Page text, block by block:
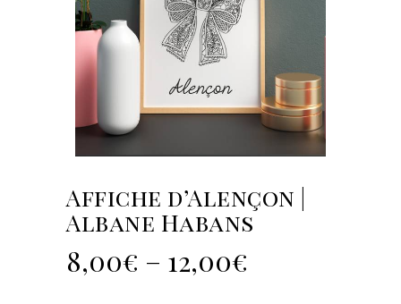
Affiche d’Alençon |
Albane Habans
8,00€ – 12,00€